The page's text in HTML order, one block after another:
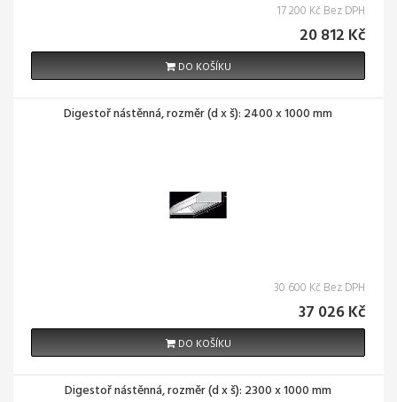
17 200 Kč Bez DPH
20 812 Kč
DO KOŠÍKU
Digestoř nástěnná, rozměr (d x š): 2400 x 1000 mm
30 600 Kč Bez DPH
37 026 Kč
DO KOŠÍKU
Digestoř nástěnná, rozměr (d x š): 2300 x 1000 mm